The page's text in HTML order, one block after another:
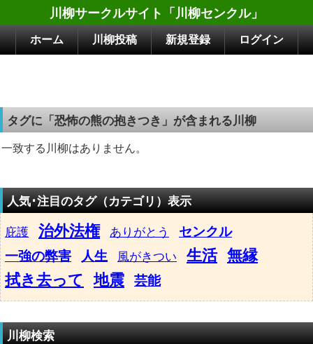
川柳サークルサイト「川柳センクル」
ホーム 川柳投稿 新規登録 ログイン
タグに「恐怖の熊の抱きつき」が含まれる川柳
一致する川柳はありません。
人気･注目のタグ（カテゴリ）表示
庇護 治外法権 ありがとう
センクル
一強の弊害
人生 風がきつい 生活 無縁
拭き去って
地震 芸能
川柳検索